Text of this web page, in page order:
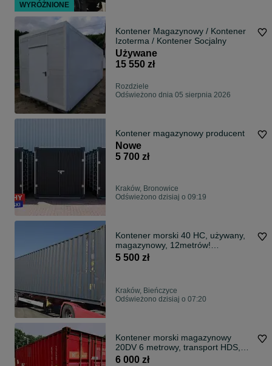
Kontener Magazynowy / Kontener
Izoterma / Kontener Socjalny
Używane
15 550 zł
Rozdziele
Odświeżono dnia 05 sierpnia 2026
Kontener magazynowy producent
Nowe
5 700 zł
Kraków, Bronowice
Odświeżono dzisiaj o 09:19
Kontener morski 40 HC, używany,
magazynowy, 12metrów!
Podwyższany
5 500 zł
Kraków, Bieńczyce
Odświeżono dzisiaj o 07:20
Kontener morski magazynowy
20DV 6 metrowy, transport HDS,
lok Kraków!
6 000 zł
WYRÓŻNIONE